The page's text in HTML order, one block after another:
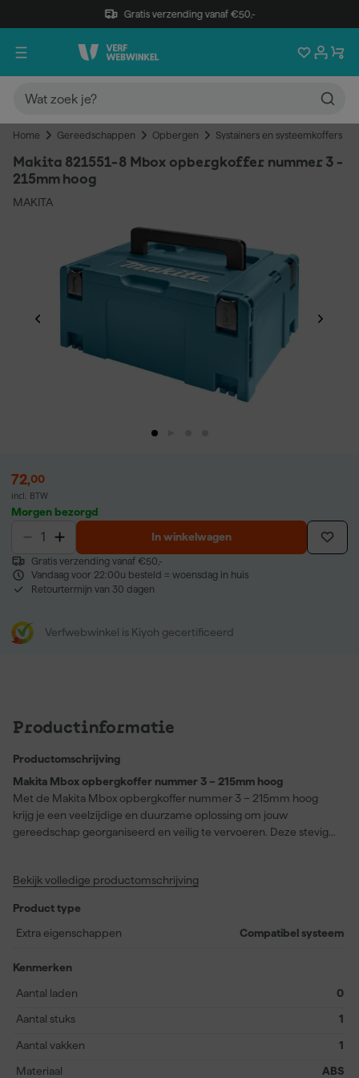
Gratis verzending vanaf €50,-
Home Gereedschappen Opbergen Systainers en systeemkoffers
Makita 821551-8 Mbox opbergkoffer nummer 3 -
215mm hoog
MAKITA
72,00
incl. BTW
Morgen bezorgd
In winkelwagen
Gratis verzending vanaf €50,-
Vandaag voor 22:00u besteld = woensdag in huis
Retourtermijn van 30 dagen
Verfwebwinkel is Kiyoh gecertificeerd
Productinformatie
Productomschrijving
Makita Mbox opbergkoffer nummer 3 – 215mm hoog
Met de Makita Mbox opbergkoffer nummer 3 – 215mm hoog
krijg je een veelzijdige en duurzame oplossing om jouw
gereedschap georganiseerd en veilig te vervoeren. Deze stevige
stoten. Door het slimme stapelbare ontwerp combineer je deze
waardoor het systeem eenvoudig uit te breiden is. Dankzij de
hoogte van 215 mm heb je voldoende ruimte voor diverse
zorgen ervoor dat de koffer stevig dicht blijft, terwijl het solide
naadloos aan op een breed scala aan Makita machines, zodat je
jouw eigen professionele opbergsysteem samenstelt. Met deze
alles eenvoudig naar kluslocatie of werkplaats.
Bekijk volledige productomschrijving
Product type
Extra eigenschappen
Compatibel systeem
Kenmerken
Aantal laden
0
Aantal stuks 1
Aantal vakken 1
Materiaal ABS